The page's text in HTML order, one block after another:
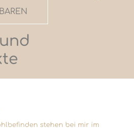
stehen bei mir im